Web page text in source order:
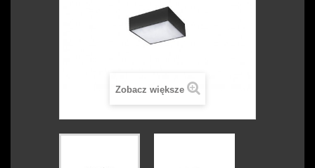
Zobacz większe